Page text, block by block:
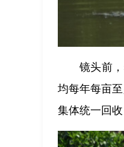
镜头前
均每年每亩
集体统一回